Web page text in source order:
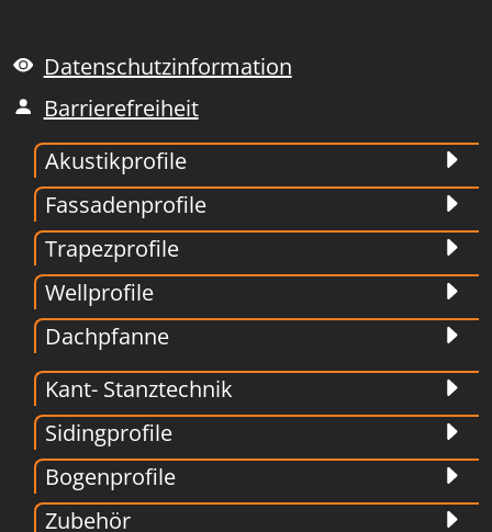
Datenschutzinformation
Barrierefreiheit
Akustikprofile
Fassadenprofile
Trapezprofile
Wellprofile
Dachpfanne
Kant- Stanztechnik
Sidingprofile
Bogenprofile
Zubehör